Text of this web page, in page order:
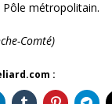
Pôle métropolitain.
Comté)
: